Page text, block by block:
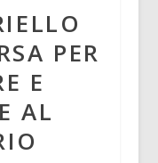
PER
E
AL